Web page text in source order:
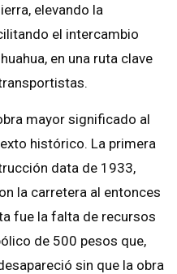
elevando la
el intercambio
en una ruta clave
mayor significado al
histórico. La primera
data de 1933,
la carretera al entonces
fue la falta de recursos
de 500 pesos que,
sin que la obra